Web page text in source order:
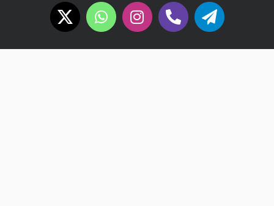
Telegram
Twitch
Instagram
WhatsApp
X